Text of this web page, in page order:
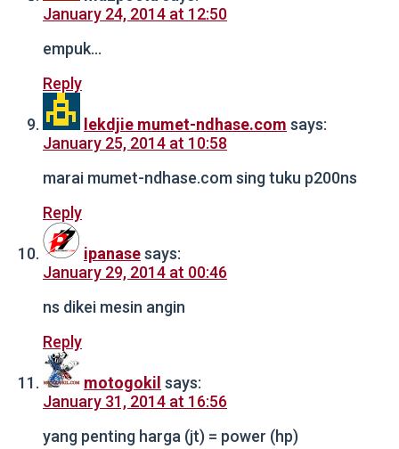
January 24, 2014 at 12:50
empuk…
Reply
lekdjie mumet-ndhase.com says:
January 25, 2014 at 10:58
marai mumet-ndhase.com sing tuku p200ns
Reply
ipanasesays:
January 29, 2014 at 00:46
ns dikei mesin angin
Reply
motogokil says:
January 31, 2014 at 16:56
yang penting harga (jt) = power (hp)